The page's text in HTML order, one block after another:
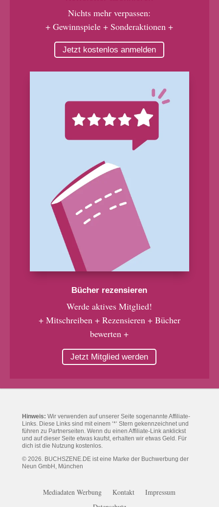
Nichts mehr verpassen:
+ Gewinnspiele + Sonderaktionen +
Jetzt kostenlos anmelden
Bücher rezensieren
Werde aktives Mitglied!
+ Mitschreiben + Rezensieren + Bücher
bewerten +
Jetzt Mitglied werden
Hinweis: Wir verwenden auf unserer Seite sogenannte Affiliate-
Links. Diese Links sind mit einem ‘*‘ Stern gekennzeichnet und
führen zu Partnerseiten. Wenn du einen Affiliate-Link anklickst
und auf dieser Seite etwas kaufst, erhalten wir etwas Geld. Für
dich ist die Nutzung kostenlos.
© 2026. BUCHSZENE.DE ist eine Marke der Buchwerbung der
Neun GmbH, München
Mediadaten Werbung Kontakt
Impressum